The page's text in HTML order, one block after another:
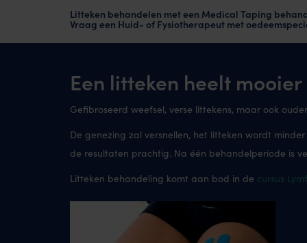
Litteken behandelen met een Medical Taping
Vraag een Huid- of Fysiotherapeut met
Een litteken heelt
Gefibroseerd weefsel, verse littekens, maar ook
De genezing zal versnellen, het litteken wordt
de resultaten prachtig. Na één behandelperiode is
Litteken behandeling komt aan bod in de cursus